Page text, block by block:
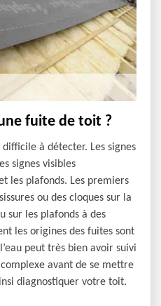
fuite de toit ?
à détecter. Les signes
signes visibles
les plafonds. Les premiers
ou des cloques sur la
sur les plafonds à des
les origines des fuites sont
peut très bien avoir suivi
avant de se mettre
diagnostiquer votre toit.